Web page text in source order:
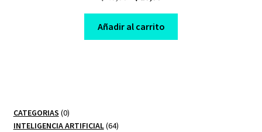
price
was:
$ 40,00.
price
is:
$ 10,00.
Añadir al carrito
CATEGORIAS 00
productos
INTELIGENCIA ARTIFICIAL 6464